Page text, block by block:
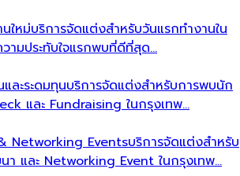
ใหม่บริการจัดแต่งสำหรับวันแรกทำงานใน
ามประทับใจแรกพบที่ดีที่สุด…
ละระดมทุนบริการจัดแต่งสำหรับการพบนัก
และ Fundraising ในกรุงเทพ…
Networking Eventsบริการจัดแต่งสำหรับ
า และ Networking Event ในกรุงเทพ…